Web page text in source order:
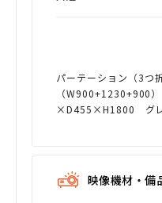
パーテーション（3つ
（W900+1230+900）
×D455×H1800 グ
映像機材・備